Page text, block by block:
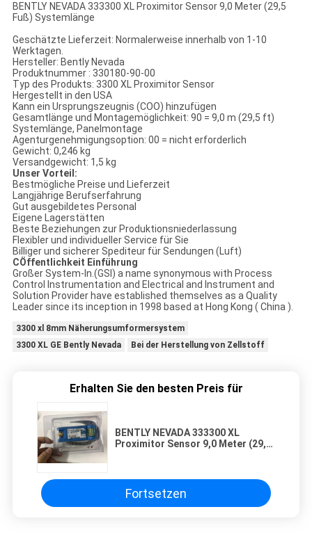
BENTLY NEVADA 333300 XL Proximitor Sensor 9,0 Meter (29,5
Fuß) Systemlänge
Geschätzte Lieferzeit: Normalerweise innerhalb von 1-10
Werktagen.
Hersteller: Bently Nevada
Produktnummer : 330180-90-00
Typ des Produkts: 3300 XL Proximitor Sensor
Hergestellt in den USA
Kann ein Ursprungszeugnis (COO) hinzufügen
Gesamtlänge und Montagemöglichkeit: 90 = 9,0 m (29,5 ft)
Systemlänge, Panelmontage
Agenturgenehmigungsoption: 00 = nicht erforderlich
Gewicht: 0,246 kg
Versandgewicht: 1,5 kg
Unser Vorteil:
Bestmögliche Preise und Lieferzeit
Langjährige Berufserfahrung
Gut ausgebildetes Personal
Eigene Lagerstätten
Beste Beziehungen zur Produktionsniederlassung
Flexibler und individueller Service für Sie
Billiger und sicherer Spediteur für Sendungen (Luft)
CÖffentlichkeit Einführung
Großer System-In.(GSI) a name synonymous with Process
Control Instrumentation and Electrical and Instrument and
Solution Provider have established themselves as a Quality
Leader since its inception in 1998 based at Hong Kong ( China ).
3300 xl 8mm Näherungsumformersystem
3300 XL GE Bently Nevada
Bei der Herstellung von Zellstoff
Erhalten Sie den besten Preis für
BENTLY NEVADA 333300 XL
Proximitor Sensor 9,0 Meter (29,5
Fortsetzen